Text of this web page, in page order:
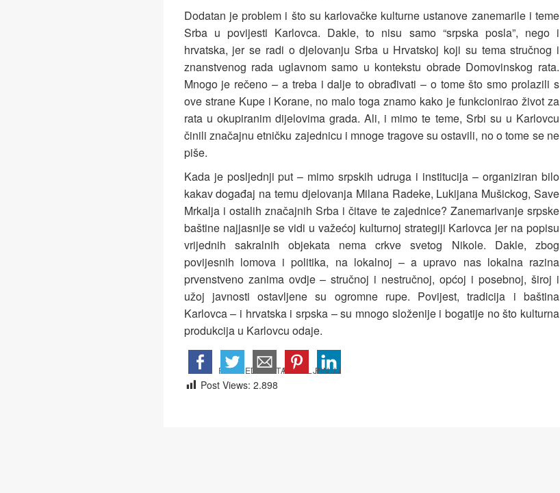
Dodatan je problem i što su karlovačke kulturne ustanove zanemarile i teme
Srba u povijesti Karlovca. Dakle, to nisu samo “srpska posla”, nego i
hrvatska, jer se radi o djelovanju Srba u Hrvatskoj koji su tema stručnog i
znanstvenog rada uglavnom samo u kontekstu obrade Domovinskog rata.
Mnogo je rečeno – a treba i dalje to obrađivati – o tome što smo prolazili s
ove strane Kupe i Korane, no malo toga znamo kako je funkcionirao život za
rata u okupiranim dijelovima grada. Ali, i mimo te teme, Srbi su u Karlovcu
činili značajnu etničku zajednicu i mnoge tragove su ostavili, no o tome se ne
piše.
Kada je posljednji put – mimo srpskih udruga i institucija – organiziran bilo
kakav događaj na temu djelovanja Milana Radeke, Lukijana Mušickog, Save
Mrkalja i ostalih značajnih Srba i čitave te zajednice? Zanemarivanje srpske
baštine najjasnije se vidi u važećoj kulturnoj strategiji Karlovca jer na popisu
vrijednih sakralnih objekata nema crkve svetog Nikole. Dakle, zbog
povijesnih lomova i politika, na lokalnoj – a upravo nas lokalna razina
prvenstveno zanima ovdje – stručnoj i nestručnoj, općoj i posebnoj, široj i
užoj javnosti ostavljene su ogromne rupe. Povijest, tradicija i baština
Karlovca – i hrvatska i srpska – su mnogo složenije i bogatije no što kulturna
produkcija u Karlovcu odaje.
Post Views: 2.898